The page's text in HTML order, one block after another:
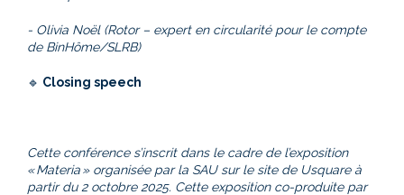
- Olivia Noël (Rotor – expert en circularité pour le compte
de BinHôme/SLRB)
🔹 Closing speech
Cette conférence s’inscrit dans le cadre de l’exposition
« Materia » organisée par la SAU sur le site de Usquare à
partir du 2 octobre 2025. Cette exposition co-produite par